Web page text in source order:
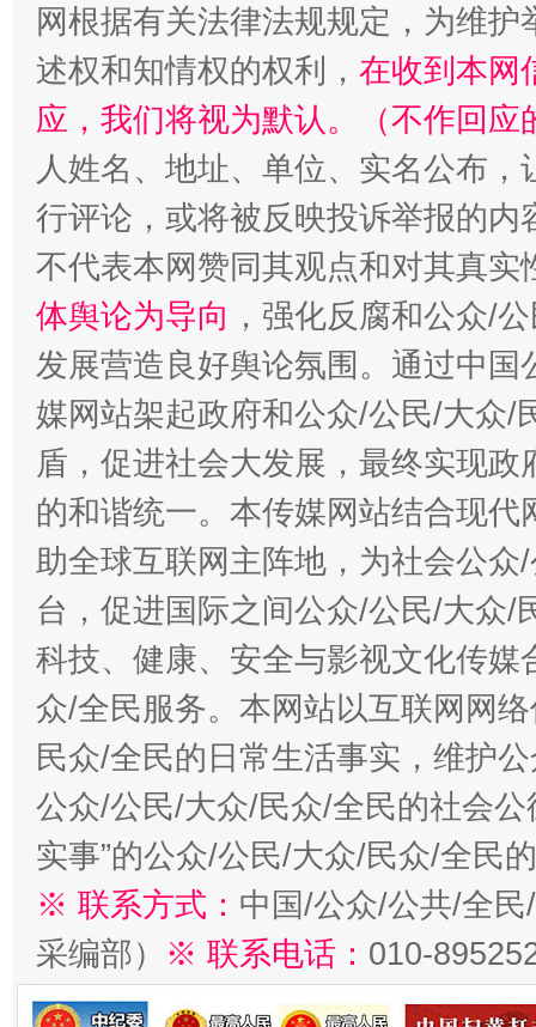
招工难、用工荒背后
网根据有关法律法规规定，为维
述权和知情权的权利， 在收到本网
应，我们将视为默认。（不作回应
人姓名、地址、单位、实名公布
行评论，或将被反映投诉举报的
不代表本网赞同其观点和对其真实
体舆论为导向 ，强化反腐和公众/
发展营造良好舆论氛围。通过中
媒网站架起政府和公众/公民/大众/
盾，促进社会大发展，最终实现
的和谐统一。本传媒网站结合现
助全球互联网主阵地，为社会公
台，促进国际之间公众/公民/大众/
科技、健康、安全与影视文化传
众/全民服务。本网站以互联网网
民众/全民的日常生活事实，维护
公众/公民/大众/民众/全民的社会公
实事”的公众/公民/大众/民众/全民
※ 联系方式： 中国/公众/公共/全
采编部） ※ 联系电话： 010-